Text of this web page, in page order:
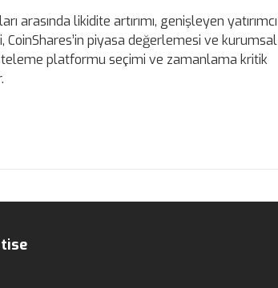
arasında likidite artırımı, genişleyen yatırımcı
CoinShares’in piyasa değerlemesi ve kurumsal
platformu seçimi ve zamanlama kritik